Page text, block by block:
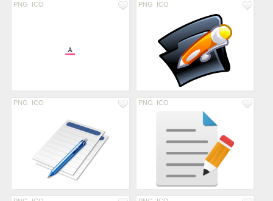
PNG ICO PNG ICO
PNG ICO PNG ICO